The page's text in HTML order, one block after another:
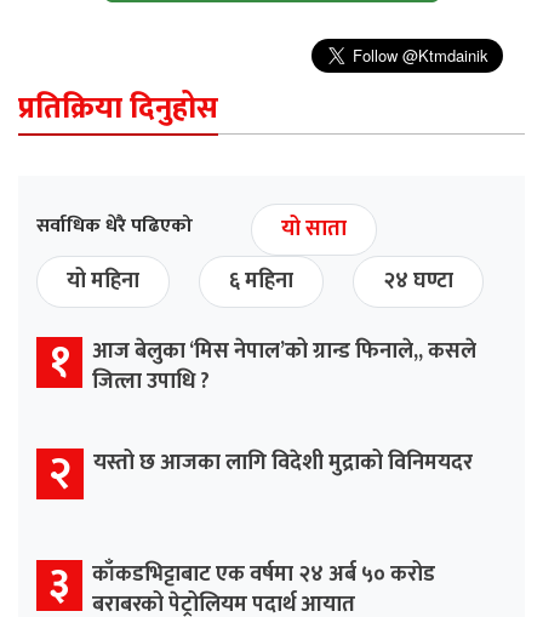
प्रतिक्रिया दिनुहोस
सर्वाधिक धेरै पढिएको
यो साता
यो महिना
६ महिना २४ घण्टा
१ आज बेलुका ‘मिस नेपाल’को ग्रान्ड फिनाले,, कसले
जित्ला उपाधि ?
२ यस्तो छ आजका लागि विदेशी मुद्राको विनिमयदर
३ काँकडभिट्टाबाट एक वर्षमा २४ अर्ब ५० करोड
बराबरको पेट्रोलियम पदार्थ आयात